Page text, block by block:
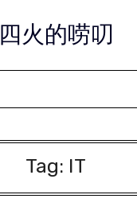
四火的唠叨
Tag: IT